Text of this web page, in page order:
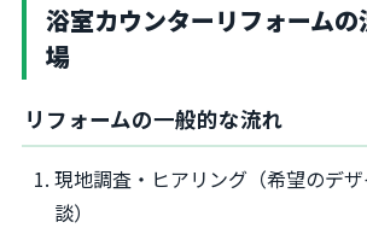
浴室カウンターリフォーム
場
リフォームの一般的な流れ
現地調査・ヒアリング（希望のデ
談）